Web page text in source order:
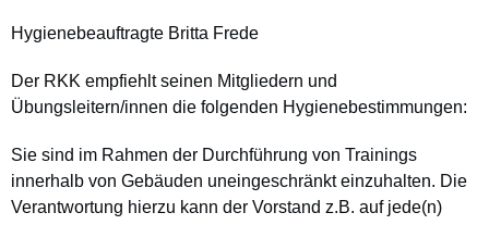
Hygienebeauftragte Britta Frede
Der RKK empfiehlt seinen Mitgliedern und
Übungsleitern/innen die folgenden Hygienebestimmungen:
Sie sind im Rahmen der Durchführung von Trainings
innerhalb von Gebäuden uneingeschränkt einzuhalten. Die
Verantwortung hierzu kann der Vorstand z.B. auf jede(n)